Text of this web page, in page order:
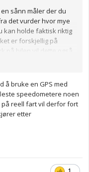
sånn måler der du
det vurder hvor mye
kan holde faktisk riktig
er forskjellig på
på bilen vil dette også
å bruke en GPS med
speedometere noen
reell fart vil derfor fort
etter